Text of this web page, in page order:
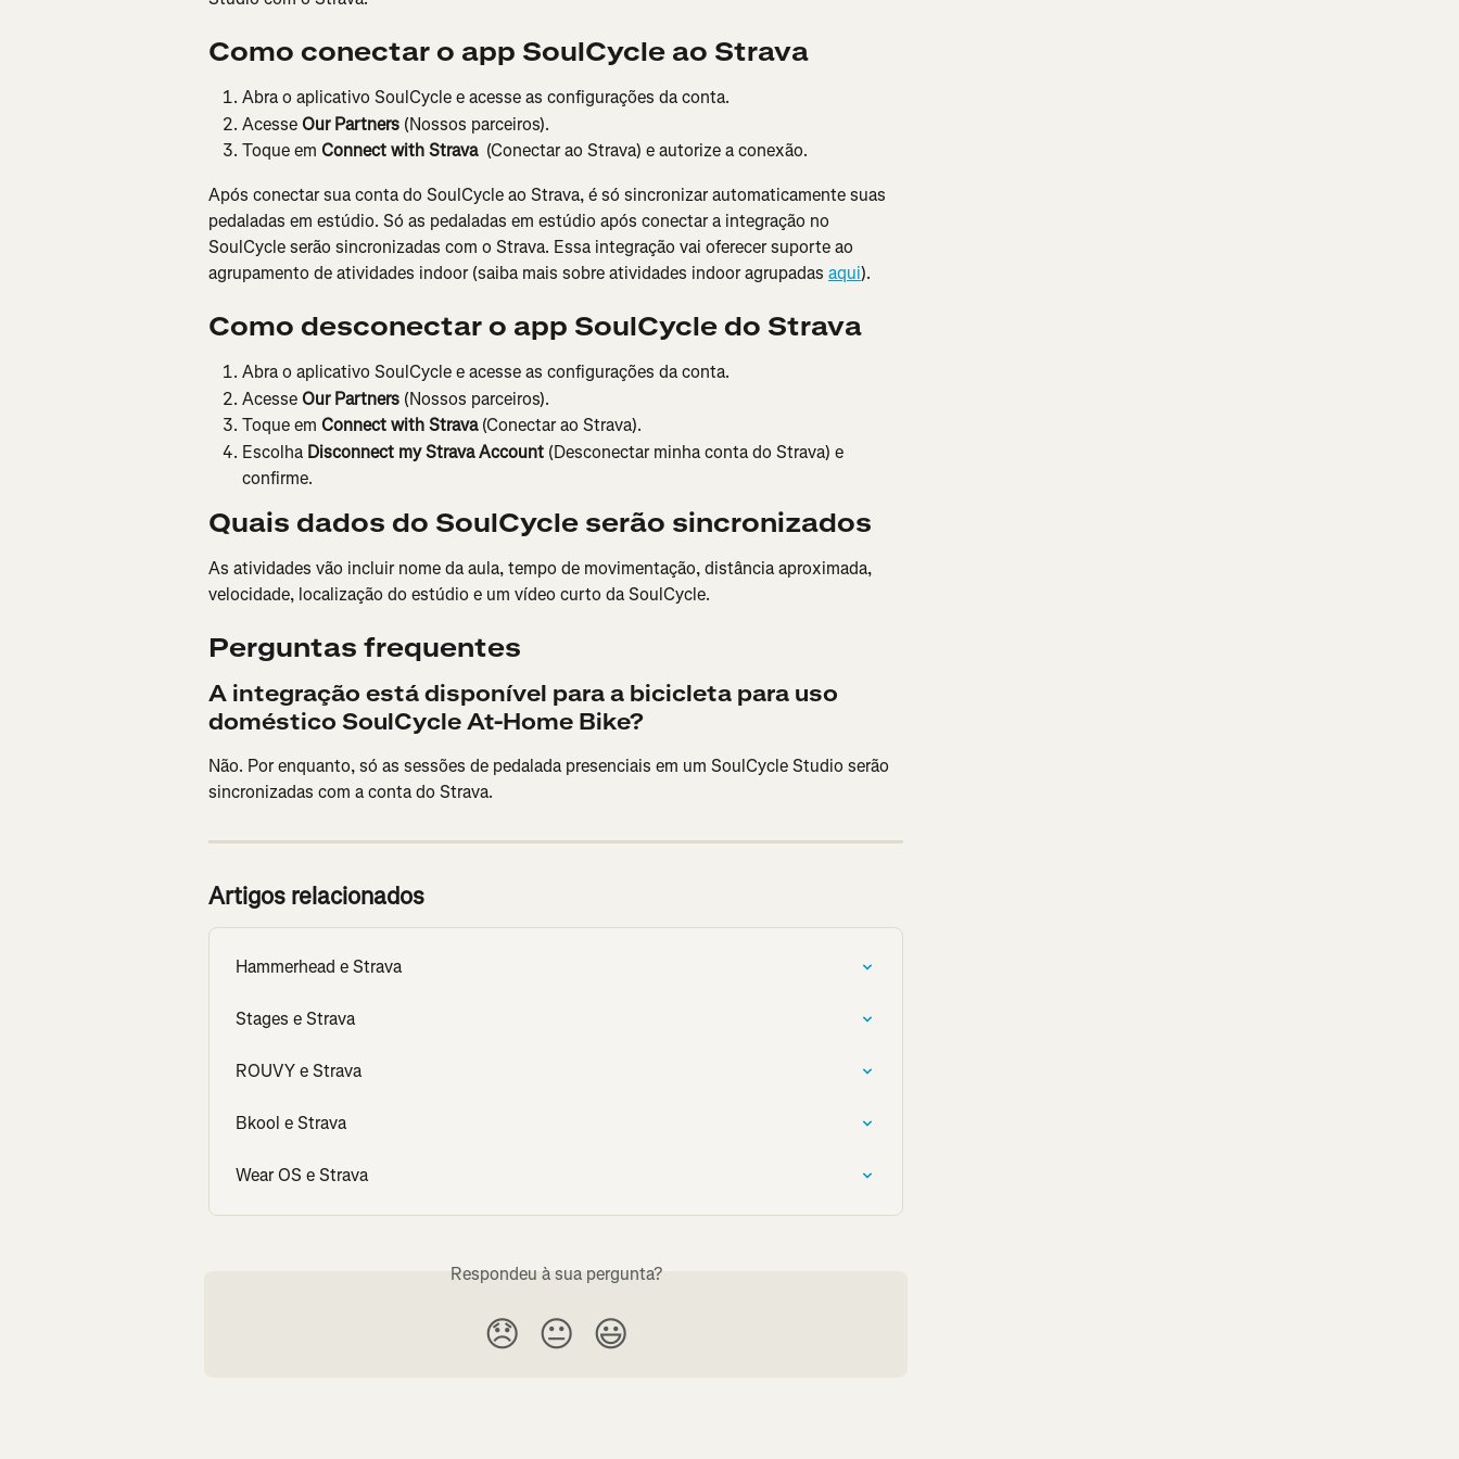
Como conectar o app SoulCycle ao Strava
Abra o aplicativo SoulCycle e acesse as configurações da conta.
Acesse Our Partners (Nossos parceiros).
Toque em Connect with Strava (Conectar ao Strava) e autorize a conexão.
Após conectar sua conta do SoulCycle ao Strava, é só sincronizar automaticamente suas
pedaladas em estúdio. Só as pedaladas em estúdio após conectar a integração no
SoulCycle serão sincronizadas com o Strava. Essa integração vai oferecer suporte ao
agrupamento de atividades indoor (saiba mais sobre atividades indoor agrupadas aqui).
Como desconectar o app SoulCycle do Strava
Abra o aplicativo SoulCycle e acesse as configurações da conta.
Acesse Our Partners (Nossos parceiros).
Toque em Connect with Strava (Conectar ao Strava).
Escolha Disconnect my Strava Account (Desconectar minha conta do Strava) e
confirme.
Quais dados do SoulCycle serão sincronizados
As atividades vão incluir nome da aula, tempo de movimentação, distância aproximada,
velocidade, localização do estúdio e um vídeo curto da SoulCycle.
Perguntas frequentes
A integração está disponível para a bicicleta para uso
doméstico SoulCycle At-Home Bike?
Não. Por enquanto, só as sessões de pedalada presenciais em um SoulCycle Studio serão
sincronizadas com a conta do Strava.
Artigos relacionados
Hammerhead e Strava
Stages e Strava
ROUVY e Strava
Bkool e Strava
Wear OS e Strava
Respondeu à sua pergunta?
😞 😐 😃